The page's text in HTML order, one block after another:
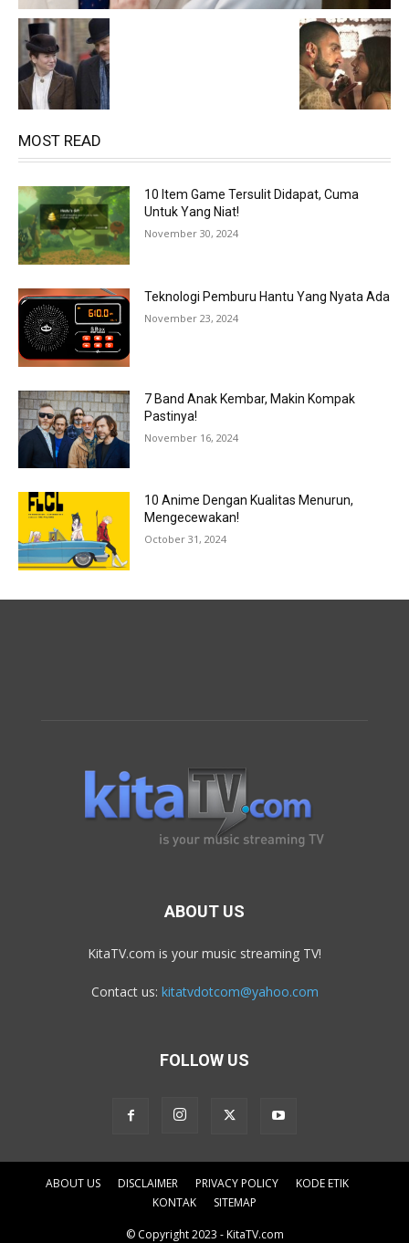
MOST READ
10 Item Game Tersulit Didapat, Cuma
Untuk Yang Niat!
November 30, 2024
Teknologi Pemburu Hantu Yang Nyata Ada
November 23, 2024
7 Band Anak Kembar, Makin Kompak
Pastinya!
November 16, 2024
10 Anime Dengan Kualitas Menurun,
Mengecewakan!
October 31, 2024
ABOUT US
KitaTV.com is your music streaming TV!
Contact us: kitatvdotcom@yahoo.com
FOLLOW US
ABOUT US DISCLAIMER PRIVACY POLICY
KODE ETIK
KONTAK
SITEMAP
© Copyright 2023 - KitaTV.com